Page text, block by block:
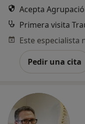
Acepta
Primera visita
Pedir una cita